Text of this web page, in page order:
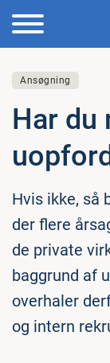
Ansøgning
Har du
Hvis ikke, så
der flere
de private
baggrund af
overhaler
og intern